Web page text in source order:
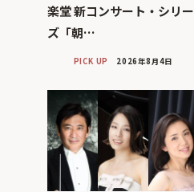
楽堂 新コンサート・シリー
ズ「朝…
PICK UP 2026年8月4日